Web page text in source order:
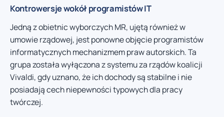
Kontrowersje wokół programistów IT
Jedną z obietnic wyborczych MR, ujętą również w
umowie rządowej, jest ponowne objęcie programistów
informatycznych mechanizmem praw autorskich. Ta
grupa została wyłączona z systemu za rządów koalicji
Vivaldi, gdy uznano, że ich dochody są stabilne i nie
posiadają cech niepewności typowych dla pracy
twórczej.